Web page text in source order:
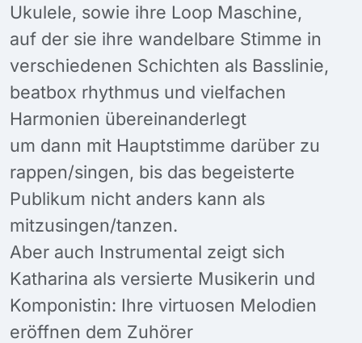
Ukulele, sowie ihre Loop Maschine,
auf der sie ihre wandelbare Stimme in
verschiedenen Schichten als Basslinie,
beatbox rhythmus und vielfachen
Harmonien übereinanderlegt
um dann mit Hauptstimme darüber zu
rappen/singen, bis das begeisterte
Publikum nicht anders kann als
mitzusingen/tanzen.
Aber auch Instrumental zeigt sich
Katharina als versierte Musikerin und
Komponistin: Ihre virtuosen Melodien
eröffnen dem Zuhörer